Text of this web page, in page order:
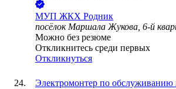
МУП ЖКХ Родник
посёлок Маршала Жукова, 6-й
Можно без резюме
Откликнитесь среди первых
Откликнуться
Электромонтер по обслуживанию